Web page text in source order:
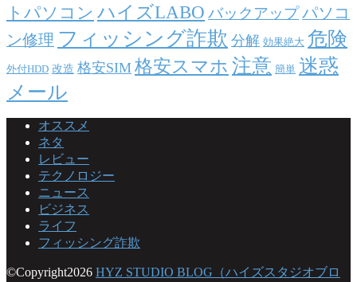
トパソコン ハイズLABO バックアップパソコ
ン修理 フィッシング詐欺 分解 効果絶大 危険
外付HDD 改造 格安SIM 格安スマホ 注意 簡単 迷惑
メール
オススメ
ネタ
レビュー
テクノロジー
ニュース
ビジネス
ライフ
フィッシング詐欺
©Copyright2026 HYZ STUDIO BLOG（ハイズスタジオブロ